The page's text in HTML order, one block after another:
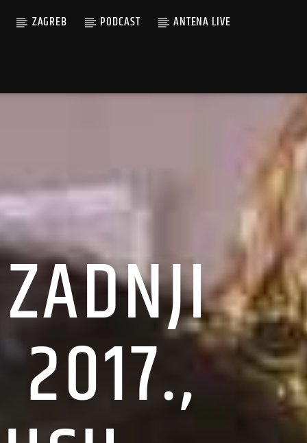
ZAGREB PODCAST ANTENA LIVE
2017.,